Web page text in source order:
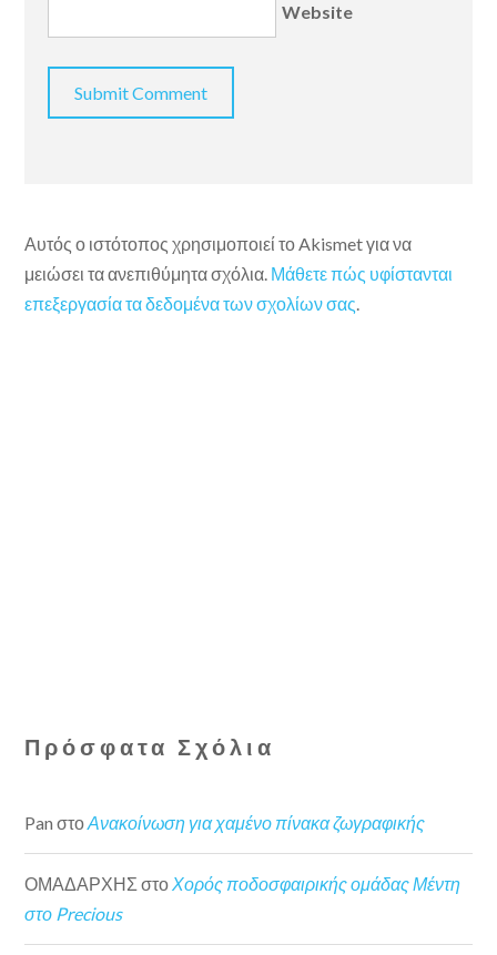
Website
Αυτός ο ιστότοπος χρησιμοποιεί το Akismet για να
μειώσει τα ανεπιθύμητα σχόλια. Μάθετε πώς υφίστανται
επεξεργασία τα δεδομένα των σχολίων σας.
Πρόσφατα Σχόλια
Pan στοΑνακοίνωση για χαμένο πίνακα ζωγραφικής
ΟΜΑΔΑΡΧΗΣ στοΧορός ποδοσφαιρικής ομάδας Μέντη
στο Precious